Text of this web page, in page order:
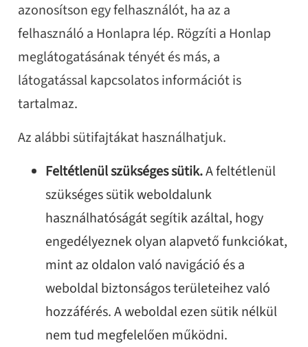
azonosítson egy felhasználót, ha az a
felhasználó a Honlapra lép. Rögzíti a Honlap
meglátogatásának tényét és más, a
látogatással kapcsolatos információt is
tartalmaz.
Az alábbi sütifajtákat használhatjuk.
Feltétlenül szükséges sütik.A feltétlenül
szükséges sütik weboldalunk
használhatóságát segítik azáltal, hogy
engedélyeznek olyan alapvető funkciókat,
mint az oldalon való navigáció és a
weboldal biztonságos területeihez való
hozzáférés. A weboldal ezen sütik nélkül
nem tud megfelelően működni.